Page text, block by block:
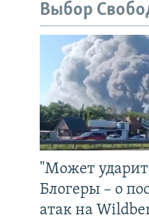
Выбор
"Может
Блогеры – о
атак на